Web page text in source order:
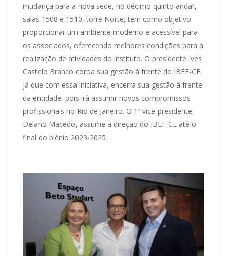
mudança para a nova sede, no décimo quinto andar,
salas 1508 e 1510, torre Norte, tem como objetivo
proporcionar um ambiente moderno e acessível para
os associados, oferecendo melhores condições para a
realização de atividades do instituto. O presidente Ives
Castelo Branco coroa sua gestão à frente do IBEF-CE,
já que com essa iniciativa, encerra sua gestão à frente
da entidade, pois irá assumir novos compromissos
profissionais no Rio de Janeiro. O 1º vice-presidente,
Delano Macedo, assume a direção do IBEF-CE até o
final do biênio 2023-2025.